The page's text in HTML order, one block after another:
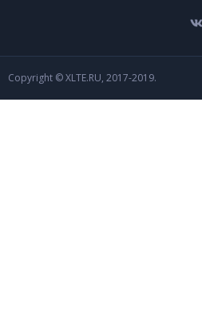
Copyright © XLTE.RU, 2017-2019.